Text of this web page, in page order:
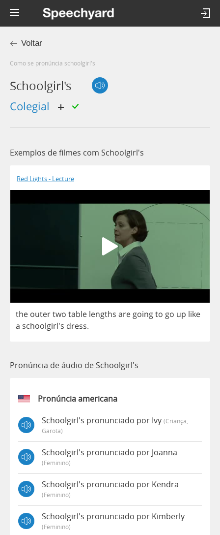
Voltar
Como se pronúncia schoolgirl's
Schoolgirl's
colegial
Exemplos de filmes com Schoolgirl's
Red Lights - Lecture
the outertwo table lengths are goingto go up like
a schoolgirl's dress.
Pronúncia de áudio de Schoolgirl's
Pronúncia americana
Schoolgirl's pronunciado por Ivy (criança,
Garota)
Schoolgirl's pronunciado por Joanna
(feminino)
Schoolgirl's pronunciado por Kendra
(feminino)
Schoolgirl's pronunciado por Kimberly
(feminino)